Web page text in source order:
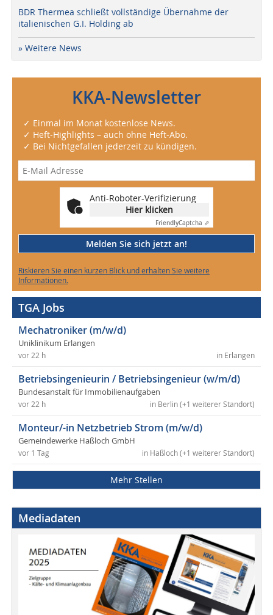
BDR Thermea schließt vollständige Übernahme der
italienischen G.I. Holding ab
» Weitere News
KKA-Newsletter
✓ Einmal im Monat kostenlose News.
✓ Heft-Highlights – auch ohne Heft-Abo.
✓ Bei Nichtgefallen jederzeit zu kündigen.
Anti-Roboter-Verifizierung
Hier klicken
FriendlyCaptcha ⇗
Melden Sie sich jetzt an!
Riskieren Sie einen kurzen Blick und erhalten Sie weitere
Informationen.
TGA Jobs
Mechatroniker (m/w/d)
Uniklinikum Erlangen
in Erlangen
vor 22 h
Betriebsingenieurin / Betriebsingenieur (w/m/d)
Bundesanstalt für Immobilienaufgaben
in Berlin (+1 weiterer Standort)
vor 22 h
Monteur/-in Netzbetrieb Strom (m/w/d)
Gemeindewerke Haßloch GmbH
in Haßloch (+1 weiterer Standort)
vor 1 Tag
Mehr Stellen
Mediadaten